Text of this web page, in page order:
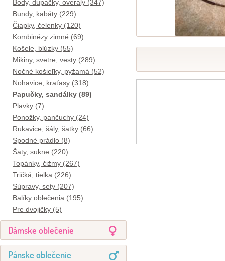
Body, dupačky, overaly (347)
Bundy, kabáty (229)
Čiapky, čelenky (120)
Kombinézy zimné (69)
Košele, blúzky (55)
Mikiny, svetre, vesty (289)
Nočné košieľky, pyžamá (52)
Nohavice, kraťasy (318)
Papučky, sandálky (89)
Plavky (7)
Ponožky, pančuchy (24)
Rukavice, šály, šatky (66)
Spodné prádlo (8)
Šaty, sukne (220)
Topánky, čižmy (267)
Tričká, tielka (226)
Súpravy, sety (207)
Balíky oblečenia (195)
Pre dvojičky (5)
Dámske oblečenie
Pánske oblečenie